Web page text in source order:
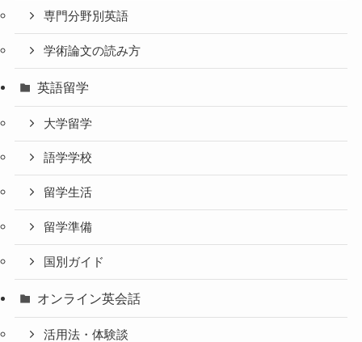
専門分野別英語
学術論文の読み方
英語留学
大学留学
語学学校
留学生活
留学準備
国別ガイド
オンライン英会話
活用法・体験談